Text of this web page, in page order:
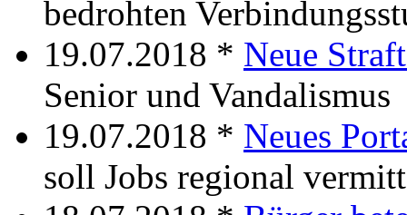
bedrohten
19.07.2018 * Neue
Senior und Vandalismus
19.07.2018 * Neues
soll Jobs regional